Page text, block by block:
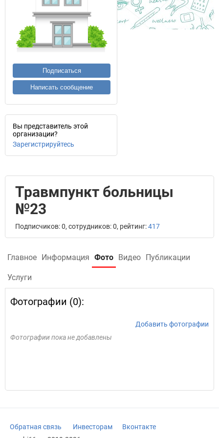
Подписаться
Написать сообщение
Вы представитель этой
организации?
Зарегистрируйтесь
Травмпункт больницы
№23
Подписчиков: 0, сотрудников: 0, рейтинг:417
Главное Информация Фото Видео Публикации
Услуги
Фотографии (0):
Добавить фотографии
Фотографии пока не добавлены
Обратная связь Инвесторам
Вконтакте